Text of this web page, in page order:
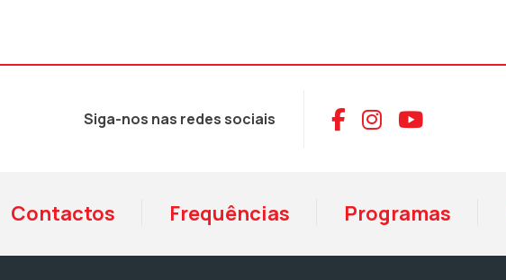
Siga-nos nas redes sociais Aceder ao
Aceder ao
Aceder
Contactos Frequências Programas